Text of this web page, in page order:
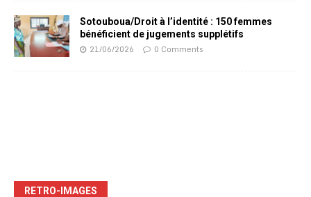
Sotouboua/Droit à l’identité : 150 femmes
bénéficient de jugements supplétifs
21/06/2026 0 Comments
RETRO-IMAGES